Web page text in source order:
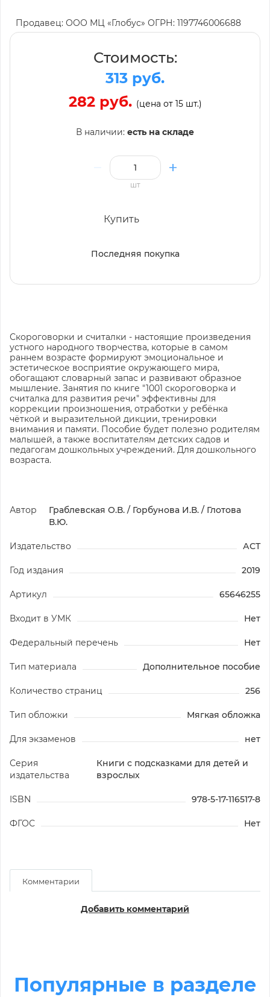
Продавец: ООО МЦ «Глобус» ОГРН: 1197746006688
Стоимость:
313 руб.
282 руб. (цена от 15 шт.)
В наличии: есть на складе
шт
Купить
Последняя покупка
Скороговорки и считалки - настоящие произведения
устного народного творчества, которые в самом
раннем возрасте формируют эмоциональное и
эстетическое восприятие окружающего мира,
обогащают словарный запас и развивают образное
мышление. Занятия по книге "1001 скороговорка и
считалка для развития речи" эффективны для
коррекции произношения, отработки у ребёнка
чёткой и выразительной дикции, тренировки
внимания и памяти. Пособие будет полезно родителям
малышей, а также воспитателям детских садов и
педагогам дошкольных учреждений. Для дошкольного
возраста.
Автор
Граблевская О.В. / Горбунова И.В. / Глотова
В.Ю.
Издательство АСТ
Год издания 2019
Артикул 65646255
Входит в УМК Нет
Федеральный перечень Нет
Тип материала Дополнительное пособие
Количество страниц 256
Тип обложки Мягкая обложка
Для экзаменов нет
Серия
издательства
Книги с подсказками для детей и
взрослых
ISBN 978-5-17-116517-8
ФГОС Нет
Комментарии
Добавить комментарий
Популярные в разделе